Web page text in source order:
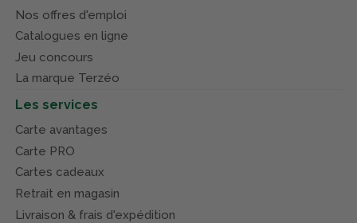
Nos offres d'emploi
Catalogues en ligne
Jeu concours
La marque Terzéo
Les services
Carte avantages
Carte PRO
Cartes cadeaux
Retrait en magasin
Livraison & frais d'expédition